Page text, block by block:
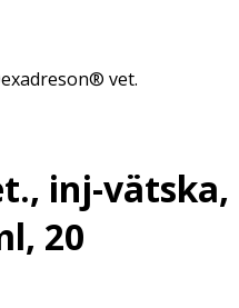
vet.
inj-vätska,
20